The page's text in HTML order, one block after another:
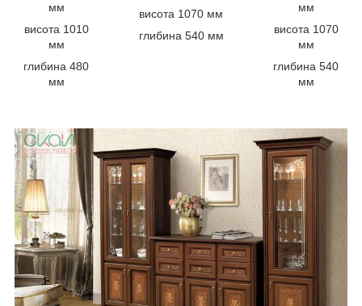
мм
висота 1010
мм
глибина 480
мм
висота 1070 мм
глибина 540 мм
мм
висота 1070
мм
глибина 540
мм